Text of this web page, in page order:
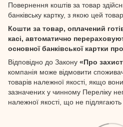
Повернення коштів за товар
банківську картку, з якою цей
Кошти за товар, оплачений
касі, автоматично
основної банківської картки
Відповідно до Закону «Про
компанія може відмовити
товарів належної якості, якщо
зазначених у чинному Переліку
належної якості, що не